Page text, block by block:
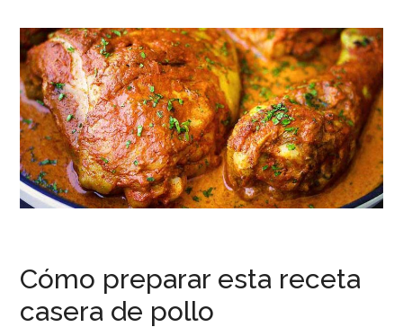
Cómo preparar esta receta
casera de pollo